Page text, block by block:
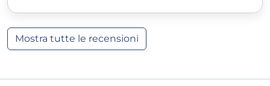
Mostra tutte le recensioni